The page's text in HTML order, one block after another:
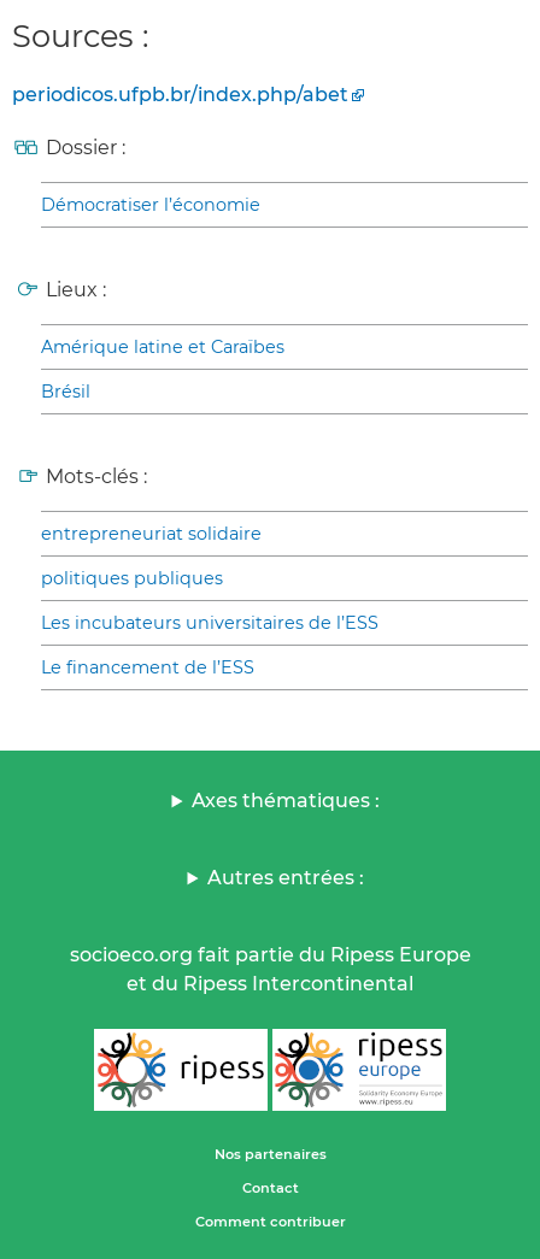
Sources :
periodicos.ufpb.br/index.php/abet
Dossier :
Démocratiser l’économie
Lieux :
Amérique latine et Caraïbes
Brésil
Mots-clés :
entrepreneuriat solidaire
politiques publiques
Les incubateurs universitaires de l’ESS
Le financement de l’ESS
Axes thématiques :
Autres entrées :
socioeco.org fait partie du Ripess Europe
et du Ripess Intercontinental
Nos partenaires
Contact
Comment contribuer